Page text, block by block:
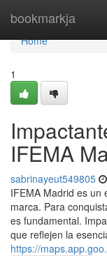
bookmarkja
Home
Home
1
IFEMA
sabrinayeut549805
IFEMA Madrid es un
marca. Para
es fundamental.
que reflejen la
https://